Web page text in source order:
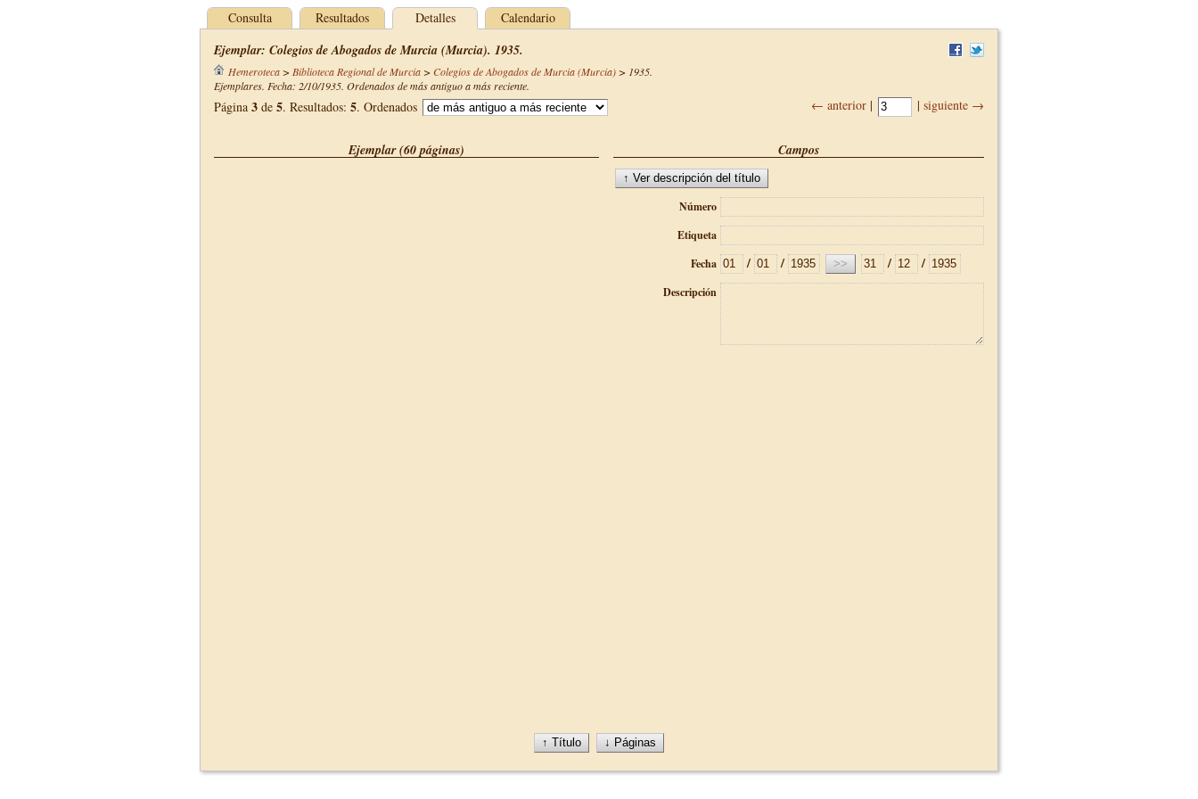
Consulta Resultados Detalles Calendario
Ejemplar: Colegios de Abogados de Murcia (Murcia). 1935.
Hemeroteca> Biblioteca Regional de Murcia> Colegios de Abogados de Murcia (Murcia)> 1935.
Ejemplares. Fecha: 2/10/1935. Ordenados de más antiguo a más reciente.
← anterior | | siguiente →
Página 3 de 5. Resultados: 5. Ordenados
Ejemplar (60 páginas) Campos
Número
Etiqueta
Fecha
/ / / /
Descripción